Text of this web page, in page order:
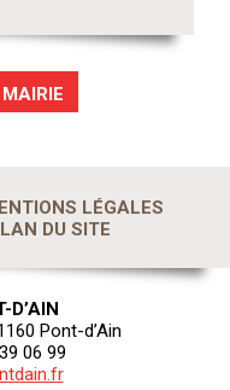
LÉGALES
DU SITE
D’AIN
Pont-d’Ain
06 99